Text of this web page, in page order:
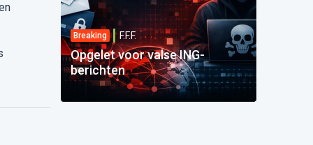
Breaking F.F.F.
Opgelet voor valse ING-
berichten